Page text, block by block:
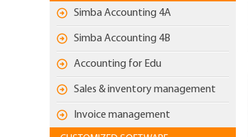
Simba Accounting 4A
Simba Accounting 4B
Accounting for Edu
Sales & inventory management
Invoice management